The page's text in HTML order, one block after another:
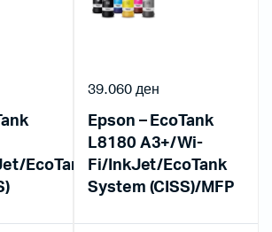
EcoTank
Epson – EcoTank
L8180 A3+/Wi-
Fi/InkJet/EcoTank
System (CISS)/MFP
39.060ден